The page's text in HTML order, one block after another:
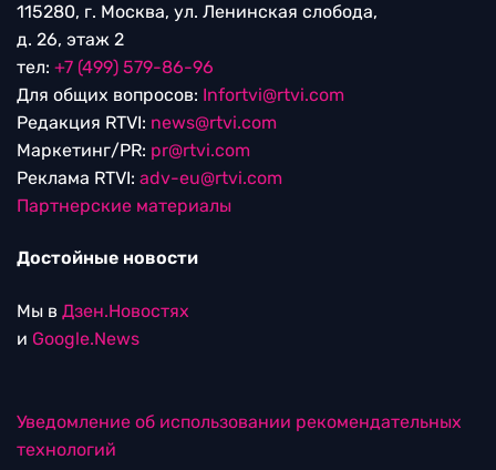
115280, г. Москва, ул. Ленинская слобода,
д. 26, этаж 2
тел: +7 (499) 579-86-96
Для общих вопросов: Infortvi@rtvi.com
Редакция RTVI: news@rtvi.com
Маркетинг/PR: pr@rtvi.com
Реклама RTVI: adv-eu@rtvi.com
Партнерские материалы
Достойные новости
Мы в Дзен.Новостях
и Google.News
Уведомление об использовании рекомендательных
технологий